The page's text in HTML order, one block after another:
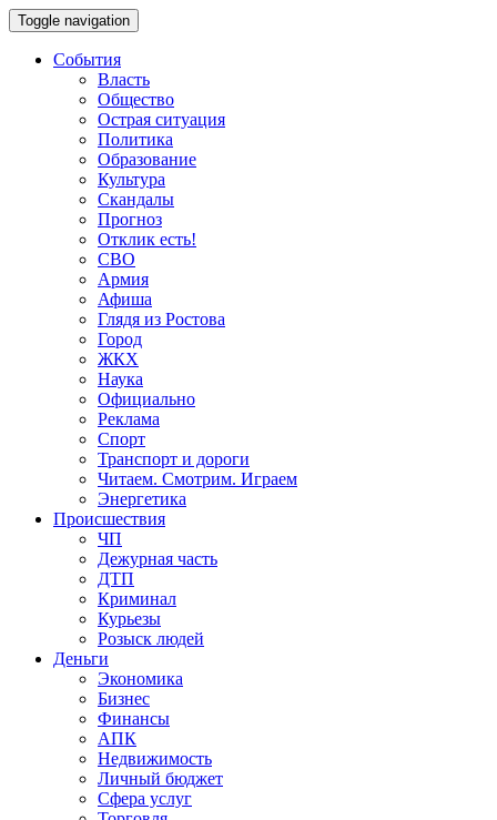
Toggle navigation
События
Власть
Общество
Острая ситуация
Политика
Образование
Культура
Скандалы
Прогноз
Отклик есть!
СВО
Армия
Афиша
Глядя из Ростова
Город
ЖКХ
Наука
Официально
Реклама
Спорт
Транспорт и дороги
Читаем. Смотрим. Играем
Энергетика
Происшествия
ЧП
Дежурная часть
ДТП
Криминал
Курьезы
Розыск людей
Деньги
Экономика
Бизнес
Финансы
АПК
Недвижимость
Личный бюджет
Сфера услуг